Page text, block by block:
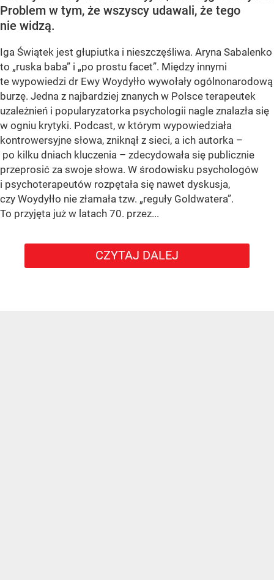
Problem w tym, że wszyscy udawali, że tego
nie widzą.
Iga Świątek jest głupiutka i nieszczęśliwa. Aryna Sabalenko
to „ruska baba” i „po prostu facet”. Między innymi
te wypowiedzi dr Ewy Woydyłło wywołały ogólnonarodową
burzę. Jedna z najbardziej znanych w Polsce terapeutek
uzależnień i popularyzatorka psychologii nagle znalazła się
w ogniu krytyki. Podcast, w którym wypowiedziała
kontrowersyjne słowa, zniknął z sieci, a ich autorka –
po kilku dniach kluczenia – zdecydowała się publicznie
przeprosić za swoje słowa. W środowisku psychologów
i psychoterapeutów rozpętała się nawet dyskusja,
czy Woydyłło nie złamała tzw. „reguły Goldwatera”.
To przyjęta już w latach 70. przez...
CZYTAJ DALEJ